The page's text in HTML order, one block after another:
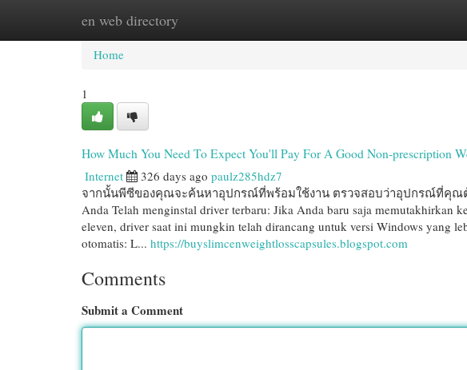
en web directory
Home New Site Listings
Home
1
How Much You Need To Expect You'll Pay For A Good Non-prescription
Internet 326 days ago paulz285hdz7
จากนั้นพีซีของคุณจะค้นหาอุปกรณ์ที่พร้อมใช้งาน ตรวจสอบว่าอุปกรณ์ที่คุณต้
Anda Telah menginstal driver terbaru: Jika Anda baru saja memutakhirkan
eleven, driver saat ini mungkin telah dirancang untuk versi Windows yang
otomatis: L... https://buyslimcenweightlosscapsules.blogspot.com
Comments
Submit a Comment